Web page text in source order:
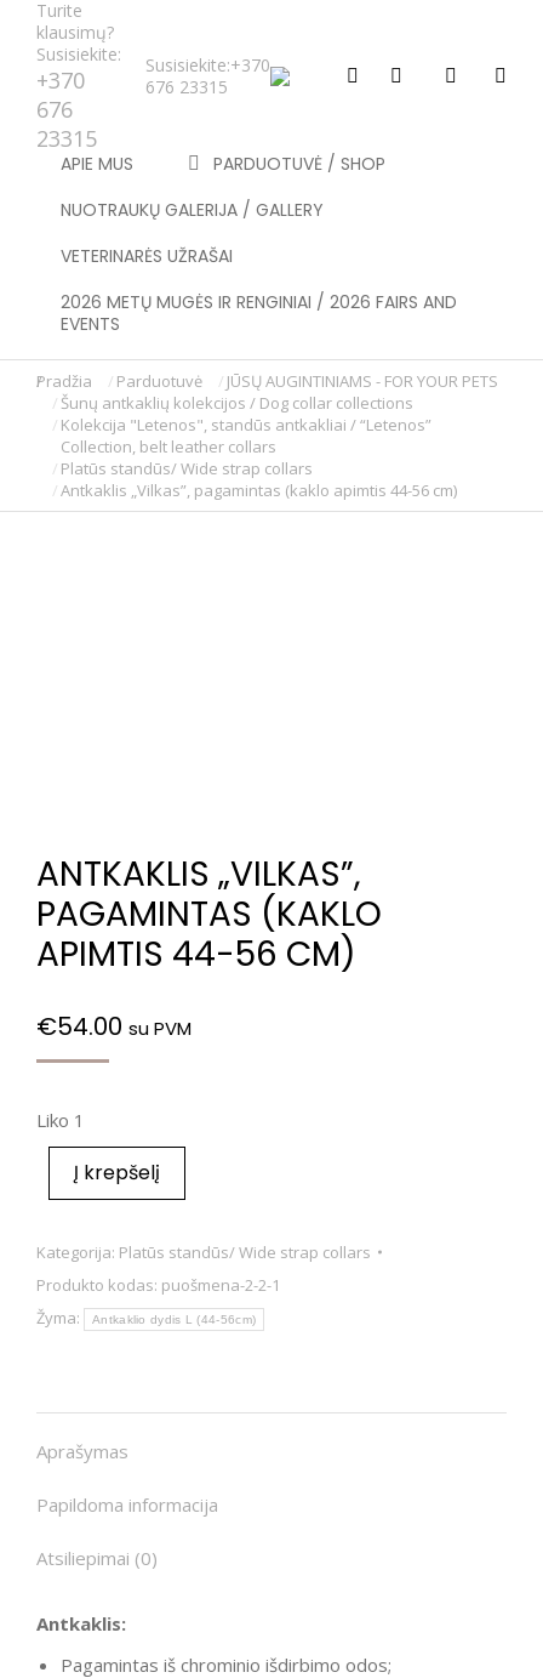
Turite
klausimų?
Susisiekite:
+370
676
23315
Susisiekite:+370
676 23315
APIE MUS
PARDUOTUVĖ / SHOP
NUOTRAUKŲ GALERIJA / GALLERY
VETERINARĖS UŽRAŠAI
2026 METŲ MUGĖS IR RENGINIAI / 2026 FAIRS AND
EVENTS
You are here:
Pradžia Parduotuvė
JŪSŲ AUGINTINIAMS - FOR YOUR PETS
Šunų antkaklių kolekcijos / Dog collar collections
Kolekcija "Letenos", standūs antkakliai / “Letenos”
Collection, belt leather collars
Platūs standūs/ Wide strap collars
Antkaklis „Vilkas”, pagamintas (kaklo apimtis 44-56 cm)
ANTKAKLIS „VILKAS”,
PAGAMINTAS (KAKLO
APIMTIS 44-56 CM)
€54.00 su PVM
Liko 1
Į krepšelį
Kategorija: Platūs standūs/ Wide strap collars
Produkto kodas: puošmena-2-2-1
Žyma:
Antkaklio dydis L (44-56cm)
Aprašymas
Papildoma informacija
Atsiliepimai (0)
Antkaklis:
Pagamintas iš chrominio išdirbimo odos;